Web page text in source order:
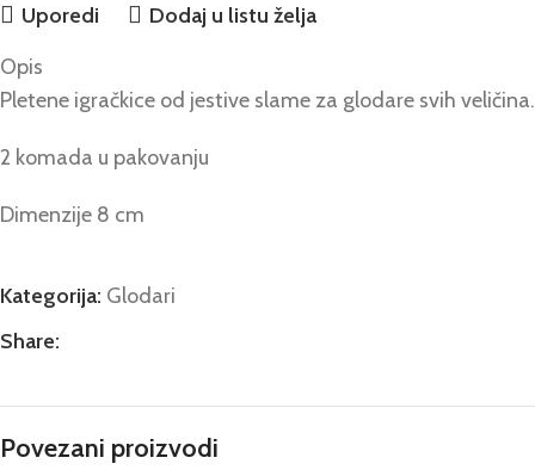
Uporedi
Dodaj u listu želja
Opis
Pletene igračkice od jestive slame za glodare svih veličina.
2 komada u pakovanju
Dimenzije 8 cm
Kategorija: Glodari
Share:
Povezani proizvodi